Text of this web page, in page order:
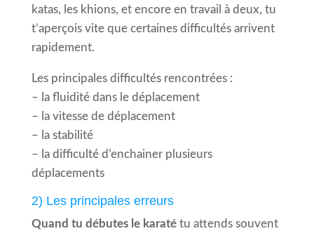
katas, les khions, et encore en travail à deux, tu
t’aperçois vite que certaines difficultés arrivent
rapidement.
Les principales difficultés rencontrées :
– la fluidité dans le déplacement
– la vitesse de déplacement
– la stabilité
– la difficulté d’enchainer plusieurs
déplacements
2) Les principales erreurs
Quand tu débutes le karatétu attends souvent